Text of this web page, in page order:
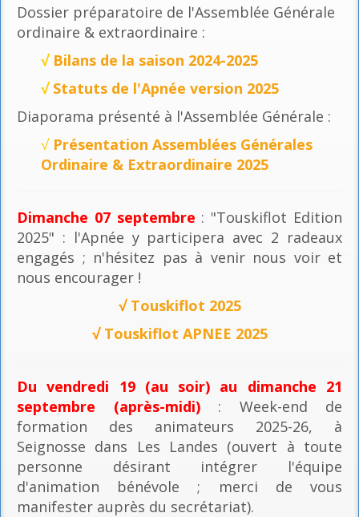
Dossier préparatoire de l'Assemblée Générale
ordinaire & extraordinaire :
√ Bilans de la saison 2024-2025
√ Statuts de l'Apnée version 2025
Diaporama présenté à l'Assemblée Générale :
√ Présentation Assemblées Générales
Ordinaire & Extraordinaire 2025
Dimanche 07 septembre : "Touskiflot Edition
2025" : l'Apnée y participera avec 2 radeaux
engagés ; n'hésitez pas à venir nous voir et
nous encourager !
√ Touskiflot 2025
√ Touskiflot APNEE 2025
Du vendredi 19 (au soir) au dimanche 21
septembre (après-midi): Week-end de
formation des animateurs 2025-26, à
Seignosse dans Les Landes (ouvert à toute
personne désirant intégrer l'équipe
d'animation bénévole ; merci de vous
manifester auprès du secrétariat).